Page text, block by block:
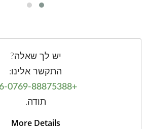
יש לך שאלה?
התקשר אלינו:
+86-0769-88875388
תודה.
More Details